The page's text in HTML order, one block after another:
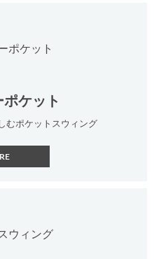
ケット
むポケットスウィング